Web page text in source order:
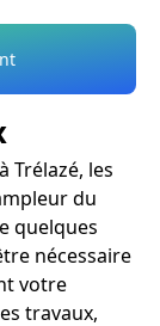
Trélazé, les
du
quelques
nécessaire
votre
travaux,